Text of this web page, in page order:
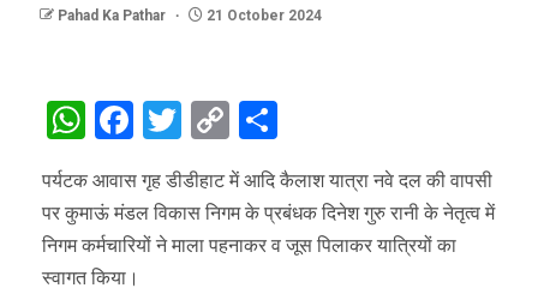
Pahad Ka Pathar 21 October 2024
WhatsApp
Facebook
Twitter
Copy
Link
पर्यटक आवास गृह डीडीहाट में आदि कैलाश यात्रा नवे दल की वापसी
पर कुमाऊं मंडल विकास निगम के प्रबंधक दिनेश गुरु रानी के नेतृत्व में
निगम कर्मचारियों ने माला पहनाकर व जूस पिलाकर यात्रियों का
स्वागत किया।